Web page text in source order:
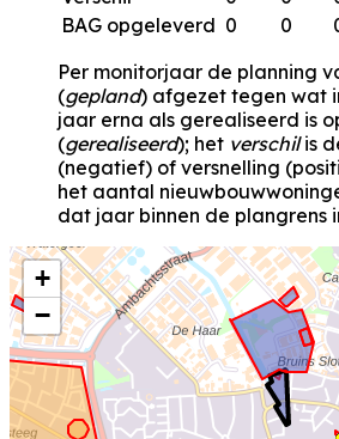
BAG opgeleverd 0 0
Per monitorjaar de planning
(gepland) afgezet tegen wat
jaar erna als gerealiseerd is
(gerealiseerd); het verschilis
(negatief) of versnelling
het aantal
dat jaar binnen de plangrens
+
−